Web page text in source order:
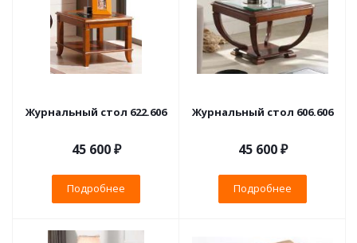
Журнальный стол 622.606
45 600 ₽
Подробнее
Журнальный стол 606.606
45 600 ₽
Подробнее